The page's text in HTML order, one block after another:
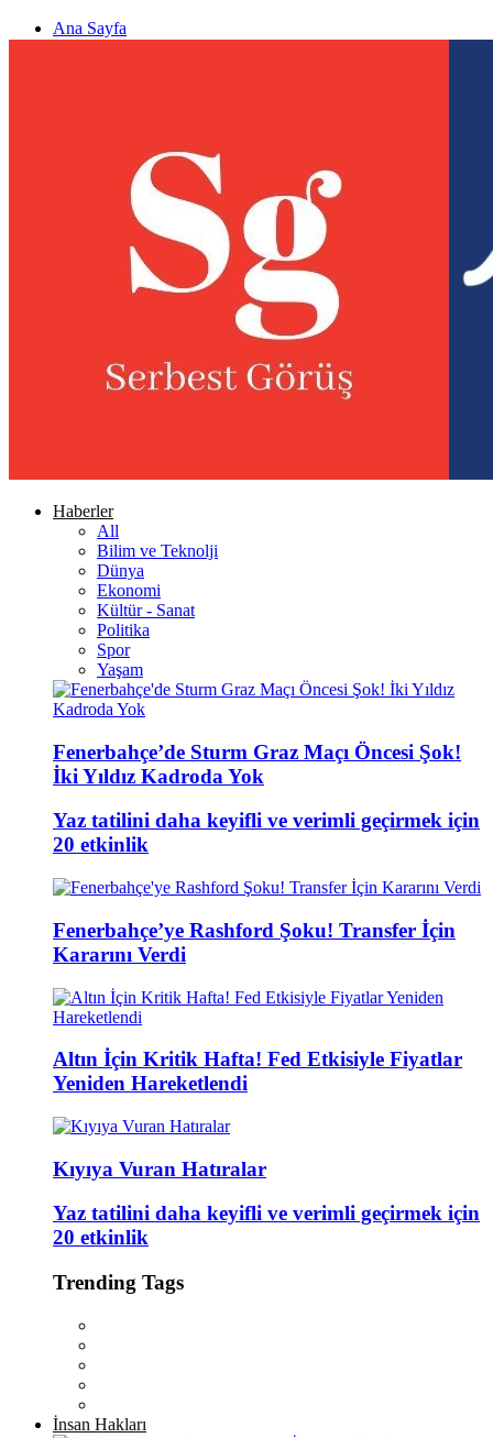
Ana Sayfa
Haberler
All
Bilim ve Teknolji
Dünya
Ekonomi
Kültür - Sanat
Politika
Spor
Yaşam
Fenerbahçe’de Sturm Graz Maçı Öncesi Şok!
İki Yıldız Kadroda Yok
Yaz tatilini daha keyifli ve verimli geçirmek için
20 etkinlik
Fenerbahçe’ye Rashford Şoku! Transfer İçin
Kararını Verdi
Altın İçin Kritik Hafta! Fed Etkisiyle Fiyatlar
Yeniden Hareketlendi
Kıyıya Vuran Hatıralar
Yaz tatilini daha keyifli ve verimli geçirmek için
20 etkinlik
Trending Tags
İnsan Hakları